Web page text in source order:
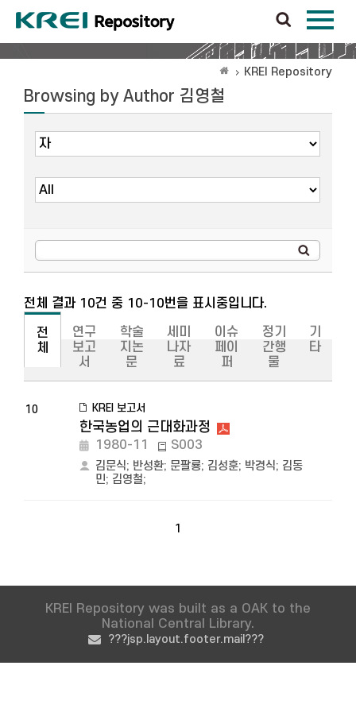
KREI Repository
Browsing by Author 김영철
전체 결과 10건 중 10-10번을 표시중입니다.
전
체
연구
보고
서
학술
지논
문
세미
나자
료
이슈
페이
퍼
정기
간행
물
기
타
10 KREI 보고서
한국농업의 근대화과정
1980-11 S003
김문식; 반성환; 문팔룡; 김성훈; 박경식; 김동
민; 김영철;
1
KREI Repository was built as a OAK to the
National Central Library.
???jsp.layout.footer.mail???